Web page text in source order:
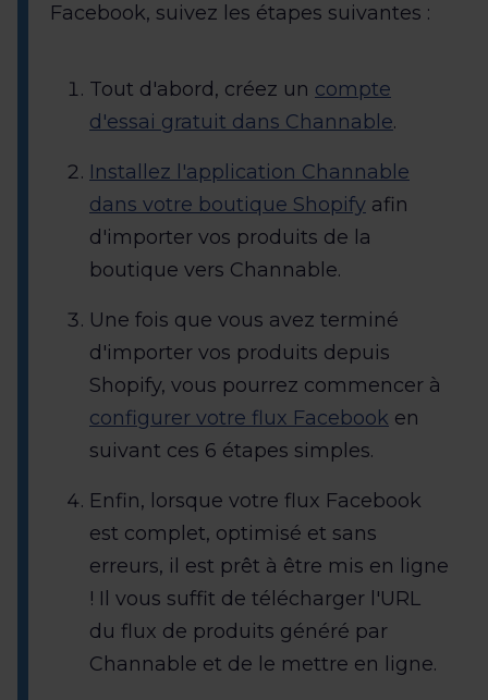
Facebook, suivez les étapes suivantes :
Tout d'abord, créez un compte
d'essai gratuit dans Channable.
Installez l'application Channable
dans votre boutique Shopify afin
d'importer vos produits de la
boutique vers Channable.
Une fois que vous avez terminé
d'importer vos produits depuis
Shopify, vous pourrez commencer à
configurer votre flux Facebook en
suivant ces 6 étapes simples.
Enfin, lorsque votre flux Facebook
est complet, optimisé et sans
erreurs, il est prêt à être mis en ligne
! Il vous suffit de télécharger l'URL
du flux de produits généré par
Channable et de le mettre en ligne.